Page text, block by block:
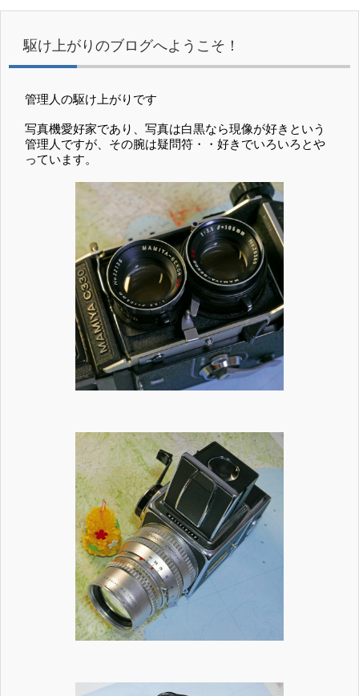
駆け上がりのブログへようこそ！
管理人の駆け上がりです
写真機愛好家であり、写真は白黒なら現像が好きという
管理人ですが、その腕は疑問符・・好きでいろいろとや
っています。